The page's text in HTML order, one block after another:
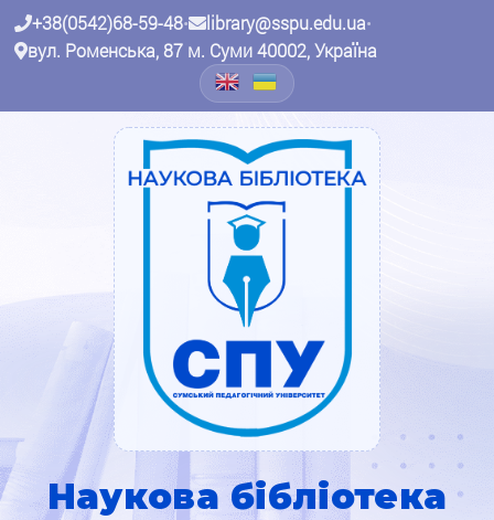
+38(0542)68-59-48• library@sspu.edu.ua•
вул. Роменська, 87 м. Суми 40002, Україна
Наукова бібліотека